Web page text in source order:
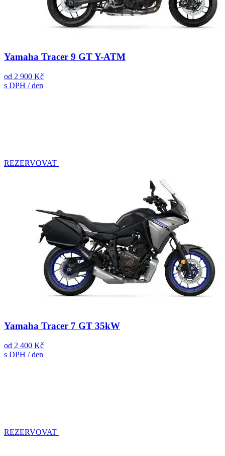
Yamaha Tracer 9 GT Y-ATM
od 2 900 Kč
s DPH / den
REZERVOVAT
Yamaha Tracer 7 GT 35kW
od 2 400 Kč
s DPH / den
REZERVOVAT